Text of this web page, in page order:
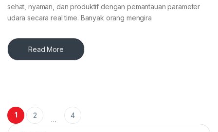
sehat, nyaman, dan produktif dengan pemantauan parameter
udara secara real time. Banyak orang mengira
Read More
Posts pagination
1 2 …
4
Search for: